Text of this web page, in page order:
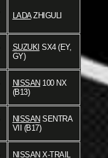
LADAZHIGULI
SUZUKI SX4 (EY,
GY)
NISSAN 100 NX
(B13)
NISSAN SENTRA
VII (B17)
NISSAN X-TRAIL